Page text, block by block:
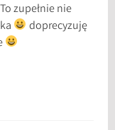
zupełnie nie
doprecyzuję